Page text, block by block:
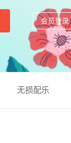
会员登录
无损配乐